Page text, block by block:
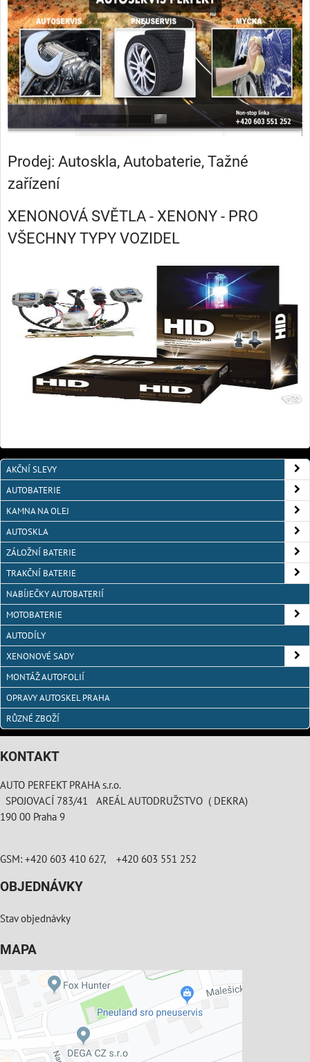
Prodej: Autoskla, Autobaterie, Tažné
zařízení
XENONOVÁ SVĚTLA - XENONY - PRO
VŠECHNY TYPY VOZIDEL
AKČNÍ SLEVY
AUTOBATERIE
KAMNA NA OLEJ
AUTOSKLA
ZÁLOŽNÍ BATERIE
TRAKČNÍ BATERIE
NABÍJEČKY AUTOBATERIÍ
MOTOBATERIE
AUTODÍLY
XENONOVÉ SADY
MONTÁŽ AUTOFOLIÍ
OPRAVY AUTOSKEL PRAHA
RŮZNÉ ZBOŽÍ
KONTAKT
AUTO PERFEKT PRAHA s.r.o.
SPOJOVACÍ 783/41 AREÁL AUTODRUŽSTVO ( DEKRA)
190 00 Praha 9
GSM: +420 603 410 627, +420 603 551 252
OBJEDNÁVKY
Stav objednávky
MAPA